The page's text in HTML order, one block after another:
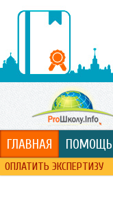
ГЛАВНАЯ ПОМОЩЬ
ОПЛАТИТЬ ЭКСПЕРТИЗУ